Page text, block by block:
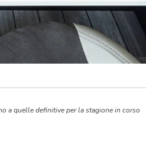
a quelle definitive per la stagione in corso